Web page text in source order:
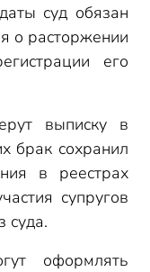
суд обязан
о расторжении
его
выписку в
брак сохранил
в реестрах
супругов
суда.
оформлять